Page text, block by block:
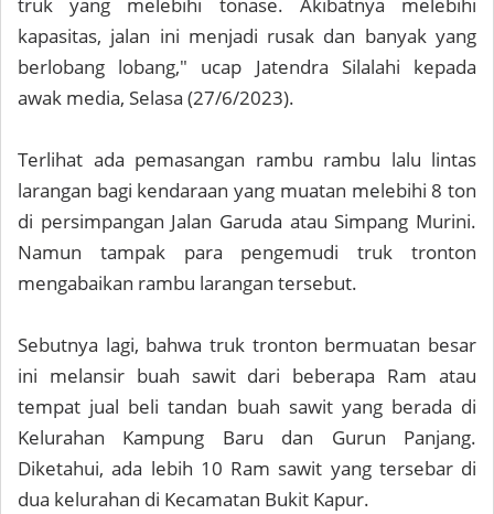
truk yang melebihi tonase. Akibatnya melebihi
kapasitas, jalan ini menjadi rusak dan banyak yang
berlobang lobang," ucap Jatendra Silalahi kepada
awak media, Selasa (27/6/2023).
Terlihat ada pemasangan rambu rambu lalu lintas
larangan bagi kendaraan yang muatan melebihi 8 ton
di persimpangan Jalan Garuda atau Simpang Murini.
Namun tampak para pengemudi truk tronton
mengabaikan rambu larangan tersebut.
Sebutnya lagi, bahwa truk tronton bermuatan besar
ini melansir buah sawit dari beberapa Ram atau
tempat jual beli tandan buah sawit yang berada di
Kelurahan Kampung Baru dan Gurun Panjang.
Diketahui, ada lebih 10 Ram sawit yang tersebar di
dua kelurahan di Kecamatan Bukit Kapur.